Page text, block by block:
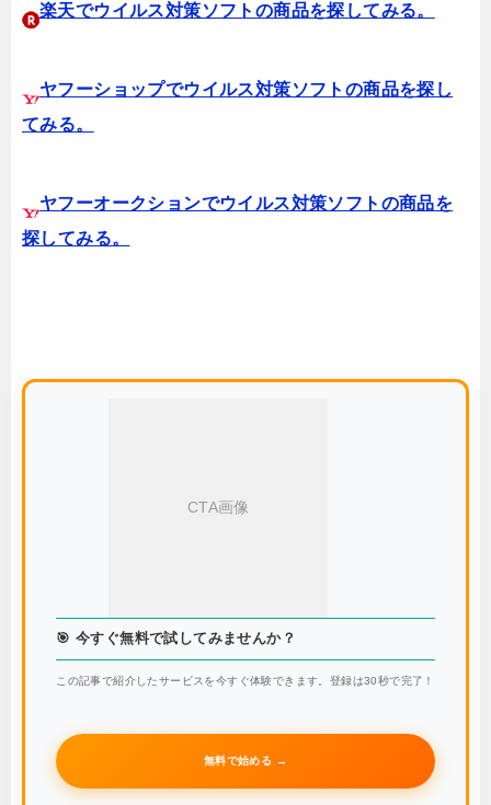
楽天でウイルス対策ソフトの商品を探してみる。
ヤフーショップでウイルス対策ソフトの商品を探し
てみる。
ヤフーオークションでウイルス対策ソフトの商品を
探してみる。
CTA画像
🎯 今すぐ無料で試してみませんか？
この記事で紹介したサービスを今すぐ体験できます。登録は30秒で完了！
無料で始める →